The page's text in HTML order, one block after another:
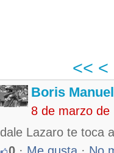
<< <
Boris
8 de marzo de
dale Lazaro te toca